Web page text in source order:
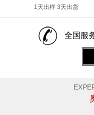
1天出样 3天出货
全国服